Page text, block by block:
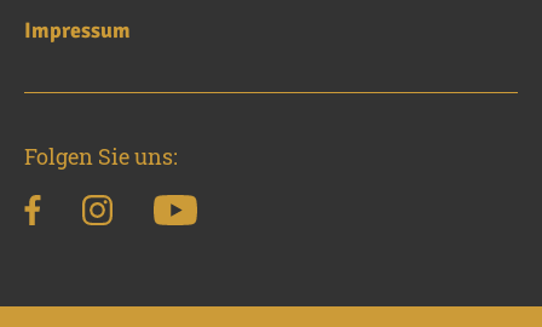
Impressum
Folgen Sie uns: